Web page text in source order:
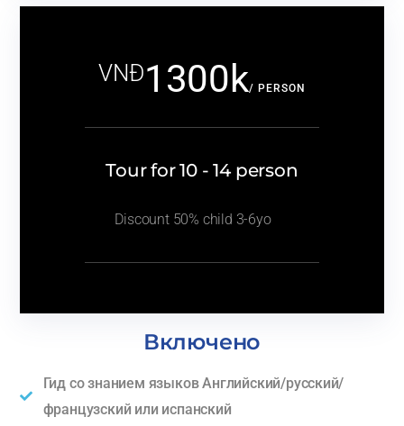
VNĐ1300k/ PERSON
Tour for 10 - 14 person
Discount 50% child 3-6yo
Включено
Гид со знанием языков Английский/русский/
французский или испанский